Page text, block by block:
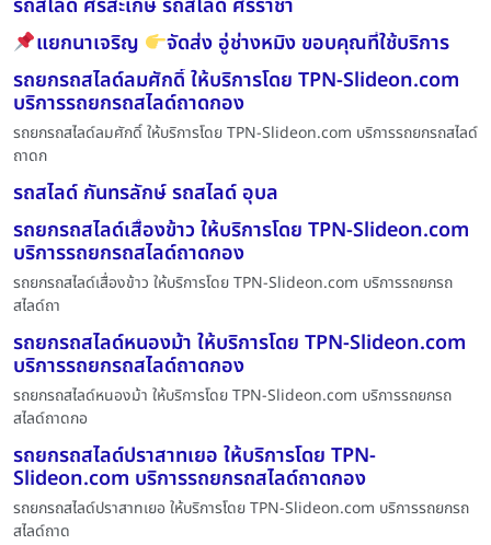
แยกนาเจริญ
จัดส่ง อู่ช่างหมิง ขอบคุณที่ใช้บริการ
รถยกรถสไลด์ลมศักดิ์ ให้บริการโดย TPN-Slideon.com
บริการรถยกรถสไลด์ถาดกอง
รถยกรถสไลด์ลมศักดิ์ ให้บริการโดย TPN-Slideon.com บริการรถยกรถสไลด์
ถาดก
รถสไลด์ กันทรลักษ์ รถสไลด์ อุบล
รถยกรถสไลด์เสื่องข้าว ให้บริการโดย TPN-Slideon.com
บริการรถยกรถสไลด์ถาดกอง
รถยกรถสไลด์เสื่องข้าว ให้บริการโดย TPN-Slideon.com บริการรถยกรถ
สไลด์ถา
รถยกรถสไลด์หนองม้า ให้บริการโดย TPN-Slideon.com
บริการรถยกรถสไลด์ถาดกอง
รถยกรถสไลด์หนองม้า ให้บริการโดย TPN-Slideon.com บริการรถยกรถ
สไลด์ถาดกอ
รถยกรถสไลด์ปราสาทเยอ ให้บริการโดย TPN-
Slideon.com บริการรถยกรถสไลด์ถาดกอง
รถยกรถสไลด์ปราสาทเยอ ให้บริการโดย TPN-Slideon.com บริการรถยกรถ
สไลด์ถาด